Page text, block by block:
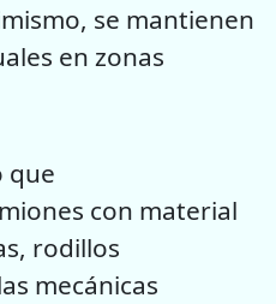
se mantienen
en zonas
que
con material
rodillos
mecánicas